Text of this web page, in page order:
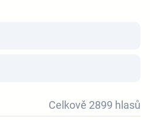
Celkově 2899 hlasů